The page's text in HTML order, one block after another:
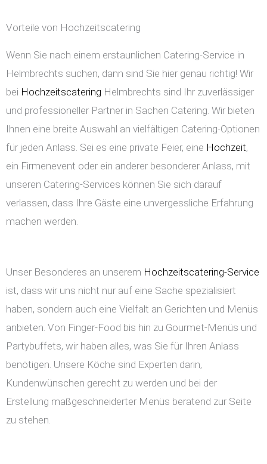
Vorteile von Hochzeitscatering
Wenn Sie nach einem erstaunlichen Catering-Service in
Helmbrechts suchen, dann sind Sie hier genau richtig! Wir
bei Hochzeitscatering Helmbrechts sind Ihr zuverlässiger
und professioneller Partner in Sachen Catering. Wir bieten
Ihnen eine breite Auswahl an vielfältigen Catering-Optionen
für jeden Anlass. Sei es eine private Feier, eine Hochzeit,
ein Firmenevent oder ein anderer besonderer Anlass, mit
unseren Catering-Services können Sie sich darauf
verlassen, dass Ihre Gäste eine unvergessliche Erfahrung
machen werden.
Unser Besonderes an unserem Hochzeitscatering-Service
ist, dass wir uns nicht nur auf eine Sache spezialisiert
haben, sondern auch eine Vielfalt an Gerichten und Menüs
anbieten. Von Finger-Food bis hin zu Gourmet-Menüs und
Partybuffets, wir haben alles, was Sie für Ihren Anlass
benötigen. Unsere Köche sind Experten darin,
Kundenwünschen gerecht zu werden und bei der
Erstellung maßgeschneiderter Menüs beratend zur Seite
zu stehen.